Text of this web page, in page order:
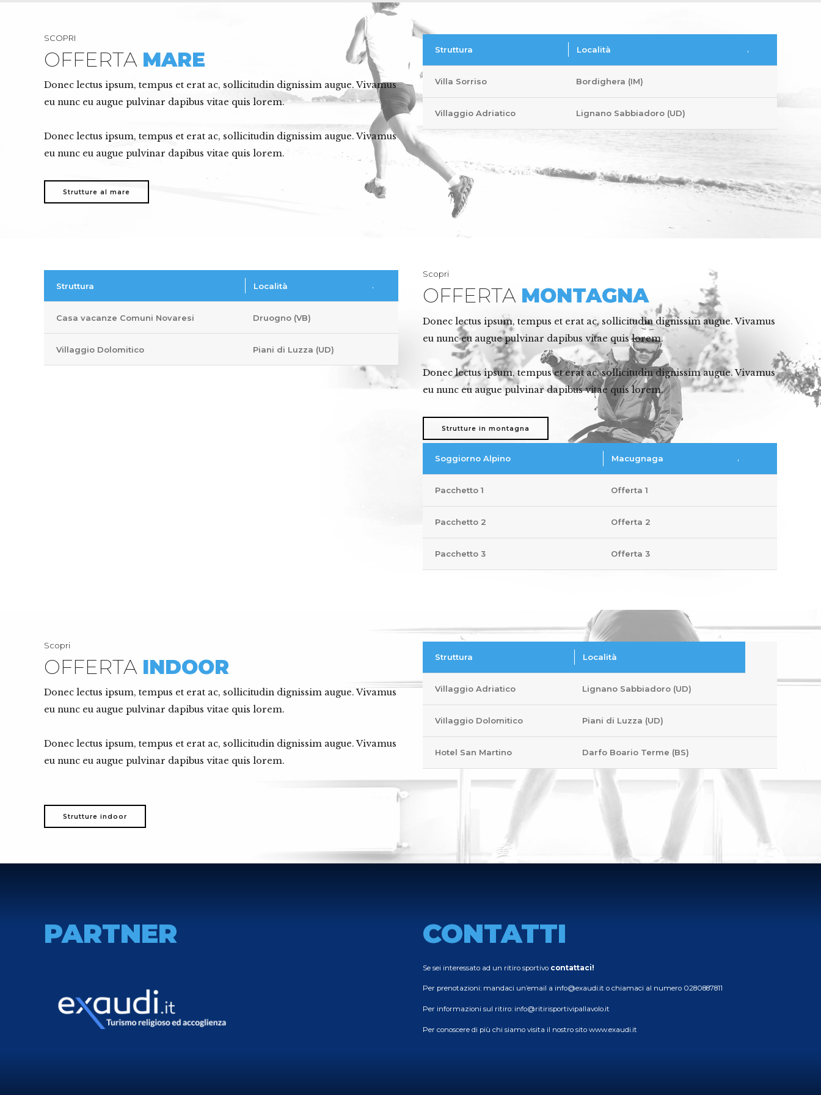
SCOPRI
OFFERTA MARE
Donec lectus ipsum, tempus et erat ac, sollicitudin dignissim augue. Vivamus
eu nunc eu augue pulvinar dapibus vitae quis lorem.
Donec lectus ipsum, tempus et erat ac, sollicitudin dignissim augue. Vivamus
eu nunc eu augue pulvinar dapibus vitae quis lorem.
Strutture al mare
Struttura Località
Villa Sorriso Bordighera (IM)
Villaggio Adriatico Lignano Sabbiadoro (UD)
Struttura Località
Casa vacanze Comuni Novaresi Druogno (VB)
Villaggio Dolomitico Piani di Luzza (UD)
Scopri
OFFERTA MONTAGNA
Donec lectus ipsum, tempus et erat ac, sollicitudin dignissim augue. Vivamus
eu nunc eu augue pulvinar dapibus vitae quis lorem.
Donec lectus ipsum, tempus et erat ac, sollicitudin dignissim augue. Vivamus
eu nunc eu augue pulvinar dapibus vitae quis lorem.
Strutture in montagna
Soggiorno Alpino Macugnaga
Pacchetto 1 Offerta 1
Pacchetto 2 Offerta 2
Pacchetto 3 Offerta 3
Scopri
OFFERTA INDOOR
Donec lectus ipsum, tempus et erat ac, sollicitudin dignissim augue. Vivamus
eu nunc eu augue pulvinar dapibus vitae quis lorem.
Donec lectus ipsum, tempus et erat ac, sollicitudin dignissim augue. Vivamus
eu nunc eu augue pulvinar dapibus vitae quis lorem.
Strutture indoor
Struttura Località
Villaggio Adriatico Lignano Sabbiadoro (UD)
ViIlaggio Dolomitico Piani di Luzza (UD)
Hotel San Martino Darfo Boario Terme (BS)
PARTNER CONTATTI
Se sei interessato ad un ritiro sportivo contattaci!
Per prenotazioni: mandaci un’email a info@exaudi.it o chiamaci al numero 0280887811
Per informazioni sul ritiro: info@ritirisportivipallavolo.it
Per conoscere di più chi siamo visita il nostro sito www.exaudi.it